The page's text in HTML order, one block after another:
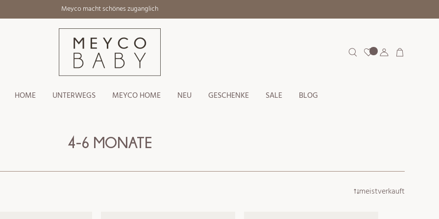
Meyco macht schönes zuganglich
HOME UNTERWEGS MEYCO HOME NEU GESCHENKE SALE BLOG
Einloggen
Warenkorb
4-6 MONATE
meistverkauft